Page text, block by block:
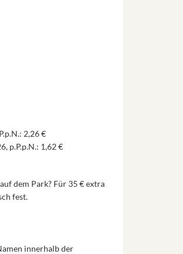
2,26 €
p.P.p.N.: 1,62 €
dem Park? Für 35 € extra
fest.
innerhalb der